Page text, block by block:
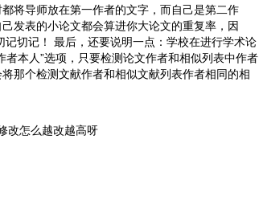
将导师放在第一作者的文字，而自己是第二作
发表的小论文都会算进你大论文的重复率，因
切记！ 最后，还要说明一点：学校在进行学术论
本人”选项，只要检测论文作者和相似列表中作者
那个检测文献作者和相似文献列表作者相同的相